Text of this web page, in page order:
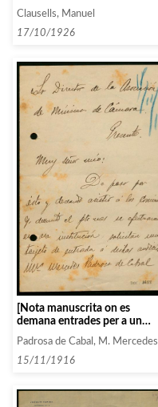
Clausells, Manuel
17/10/1926
[Nota manuscrita on es
demana entrades per a un
Padrosa de Cabal, M. Mercedes
15/11/1916